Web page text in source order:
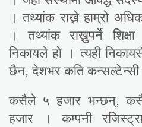
। तथ्यांक राख्ने हाम्रो
। तथ्यांक राख्नुपर्ने
निकायले हो । त्यही
छैन, देशभर कति
कसैले ५ हजार भन्छन्,
हजार । कम्पनी